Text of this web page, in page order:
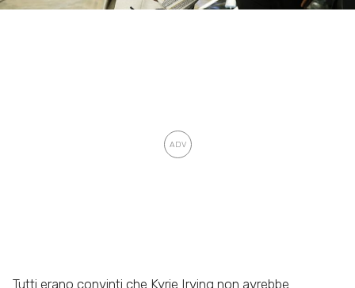
Tutti erano convinti che Kyrie Irving non avrebbe